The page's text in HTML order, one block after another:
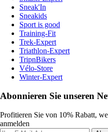
Sneak'In
Sneakids
Sport is good
Training-Fit
Trek-Expert
Triathlon-Expert
TripnBikers
Vélo-Store
Winter-Expert
Abonnieren Sie unseren
Profitieren Sie von 10% Rabatt,
anmelden